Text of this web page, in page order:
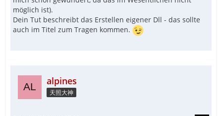
möglich ist).
Dein Tut beschreibt das Erstellen eigener Dll - das sollte
auch im Titel zum Tragen kommen.
alpines
天照大神